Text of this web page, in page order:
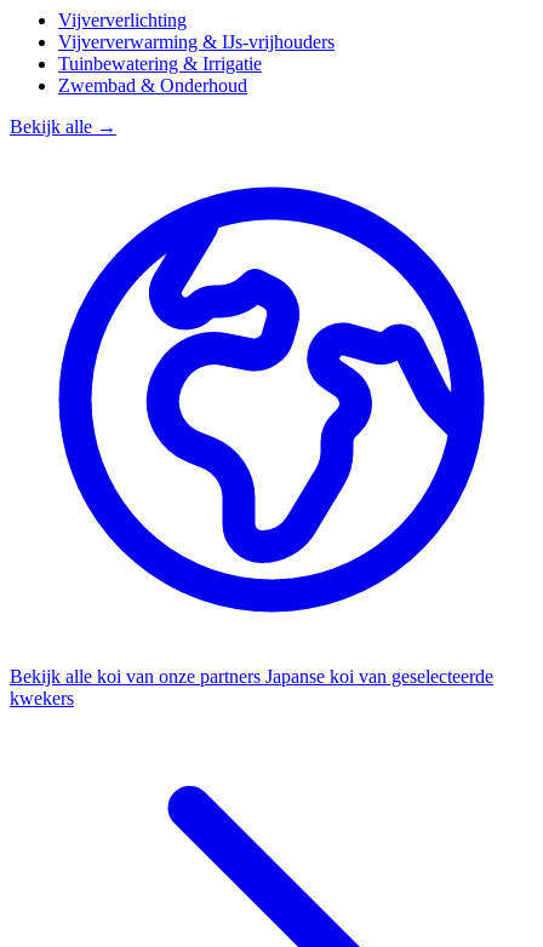
Vijververlichting
Vijververwarming & IJs-vrijhouders
Tuinbewatering & Irrigatie
Zwembad & Onderhoud
Bekijk alle →
Bekijk alle koi van onze partners Japanse koi van geselecteerde
kwekers